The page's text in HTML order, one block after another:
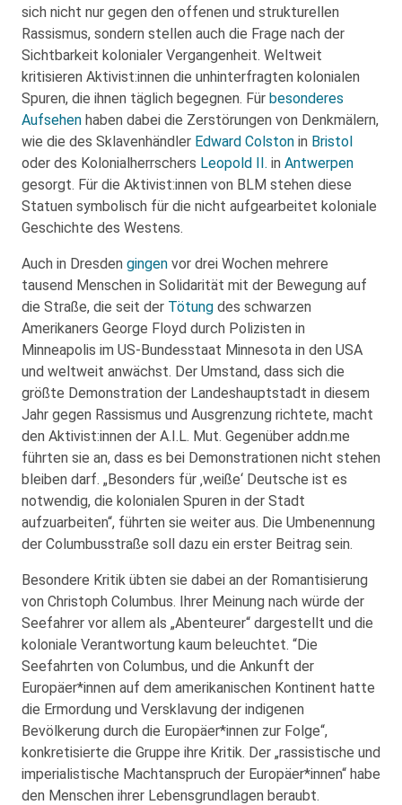
sich nicht nur gegen den offenen und strukturellen
Rassismus, sondern stellen auch die Frage nach der
Sichtbarkeit kolonialer Vergangenheit. Weltweit
kritisieren Aktivist:innen die unhinterfragten kolonialen
Spuren, die ihnen täglich begegnen. Für besonderes
Aufsehen haben dabei die Zerstörungen von Denkmälern,
wie die des Sklavenhändler Edward Colston in Bristol
oder des Kolonialherrschers Leopold II. in Antwerpen
gesorgt. Für die Aktivist:innen von BLM stehen diese
Statuen symbolisch für die nicht aufgearbeitet koloniale
Geschichte des Westens.
Auch in Dresden gingen vor drei Wochen mehrere
tausend Menschen in Solidarität mit der Bewegung auf
die Straße, die seit der Tötung des schwarzen
Amerikaners George Floyd durch Polizisten in
Minneapolis im US-Bundesstaat Minnesota in den USA
und weltweit anwächst. Der Umstand, dass sich die
größte Demonstration der Landeshauptstadt in diesem
Jahr gegen Rassismus und Ausgrenzung richtete, macht
den Aktivist:innen der A.I.L. Mut. Gegenüber addn.me
führten sie an, dass es bei Demonstrationen nicht stehen
bleiben darf. „Besonders für ‚weiße‘ Deutsche ist es
notwendig, die kolonialen Spuren in der Stadt
aufzuarbeiten“, führten sie weiter aus. Die Umbenennung
der Columbusstraße soll dazu ein erster Beitrag sein.
Besondere Kritik übten sie dabei an der Romantisierung
von Christoph Columbus. Ihrer Meinung nach würde der
Seefahrer vor allem als „Abenteurer“ dargestellt und die
koloniale Verantwortung kaum beleuchtet. “Die
Seefahrten von Columbus, und die Ankunft der
Europäer*innen auf dem amerikanischen Kontinent hatte
die Ermordung und Versklavung der indigenen
Bevölkerung durch die Europäer*innen zur Folge“,
konkretisierte die Gruppe ihre Kritik. Der „rassistische und
imperialistische Machtanspruch der Europäer*innen“ habe
den Menschen ihrer Lebensgrundlagen beraubt.